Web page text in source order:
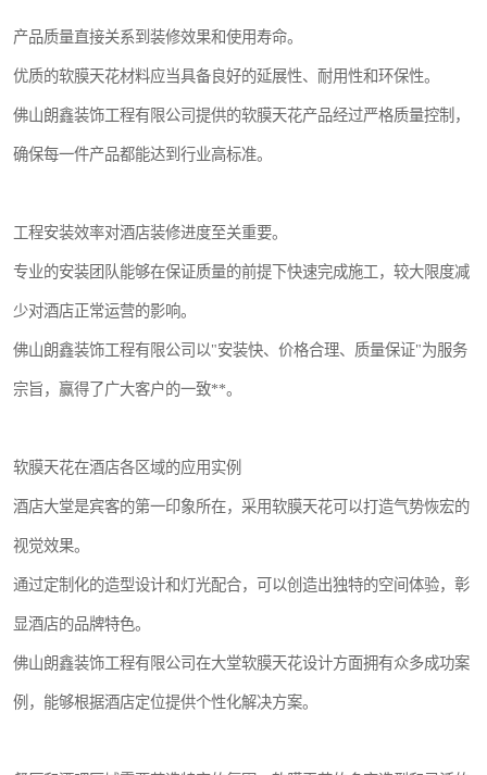
产品质量直接关系到装修效果和使用寿命。
优质的软膜天花材料应当具备良好的延展性、耐用性和环保性。
佛山朗鑫装饰工程有限公司提供的软膜天花产品经过严格质量控制，
确保每一件产品都能达到行业高标准。
工程安装效率对酒店装修进度至关重要。
专业的安装团队能够在保证质量的前提下快速完成施工，较大限度减
少对酒店正常运营的影响。
佛山朗鑫装饰工程有限公司以"安装快、价格合理、质量保证"为服务
宗旨，赢得了广大客户的一致**。
软膜天花在酒店各区域的应用实例
酒店大堂是宾客的第一印象所在，采用软膜天花可以打造气势恢宏的
视觉效果。
通过定制化的造型设计和灯光配合，可以创造出独特的空间体验，彰
显酒店的品牌特色。
佛山朗鑫装饰工程有限公司在大堂软膜天花设计方面拥有众多成功案
例，能够根据酒店定位提供个性化解决方案。